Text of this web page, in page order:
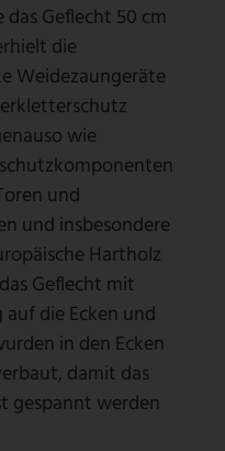
das Geflecht 50 cm
die
Weidezaungeräte
wie
und
und insbesondere
Hartholz
Geflecht mit
die Ecken und
in den Ecken
damit das
gespannt werden